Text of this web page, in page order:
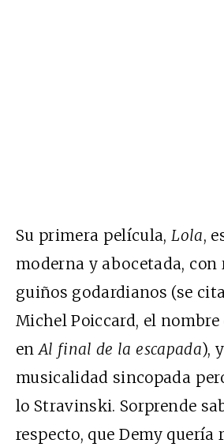
Su primera película,Lola,
moderna y abocetada,
guiños godardianos (se
Michel Poiccard, el
enAl final de la escapada),
musicalidad sincopada
lo Stravinski. Sorprende
respecto, que Demy quería